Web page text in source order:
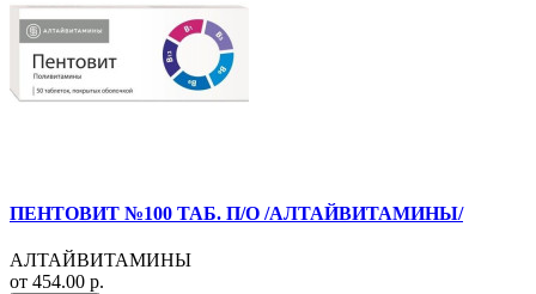
ПЕНТОВИТ №100 ТАБ. П/О /АЛТАЙВИТАМИНЫ/
АЛТАЙВИТАМИНЫ
от 454.00 р.